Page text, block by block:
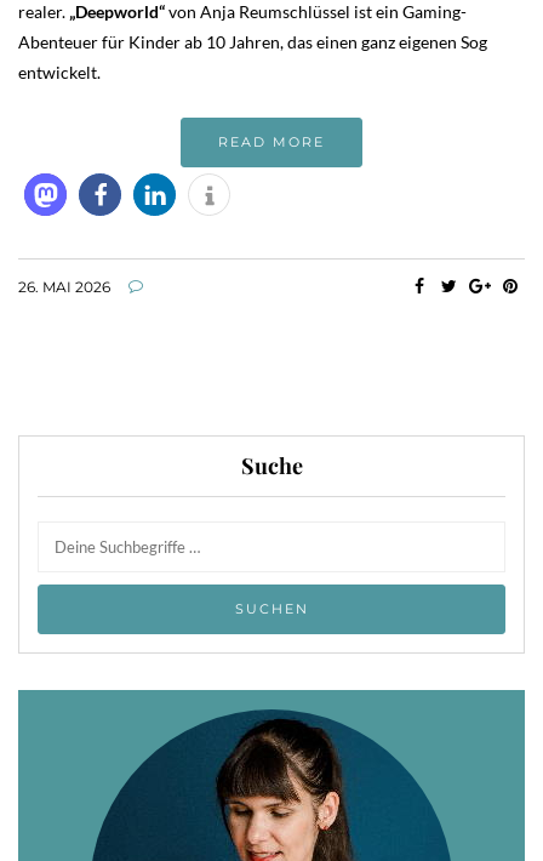
realer. „Deepworld“von Anja Reumschlüssel ist ein Gaming-
Abenteuer für Kinder ab 10 Jahren, das einen ganz eigenen Sog
entwickelt.
READ MORE
26. MAI 2026
Suche